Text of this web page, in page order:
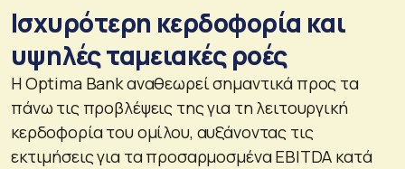
Ισχυρότερη κερδοφορία και
υψηλές ταμειακές ροές
Η Optima Bank αναθεωρεί σημαντικά προς τα
πάνω τις προβλέψεις της για τη λειτουργική
κερδοφορία του ομίλου, αυξάνοντας τις
εκτιμήσεις για τα προσαρμοσμένα EBITDA κατά